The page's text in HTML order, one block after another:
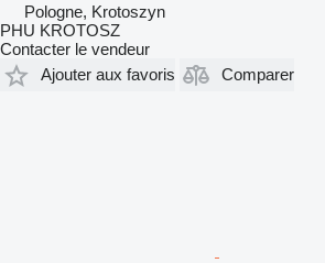
Pologne, Krotoszyn
PHU KROTOSZ
Contacter le vendeur
Ajouter aux favoris
Comparer